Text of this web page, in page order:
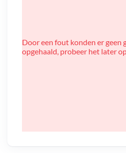
Door een fout konden er geen
opgehaald, probeer het later